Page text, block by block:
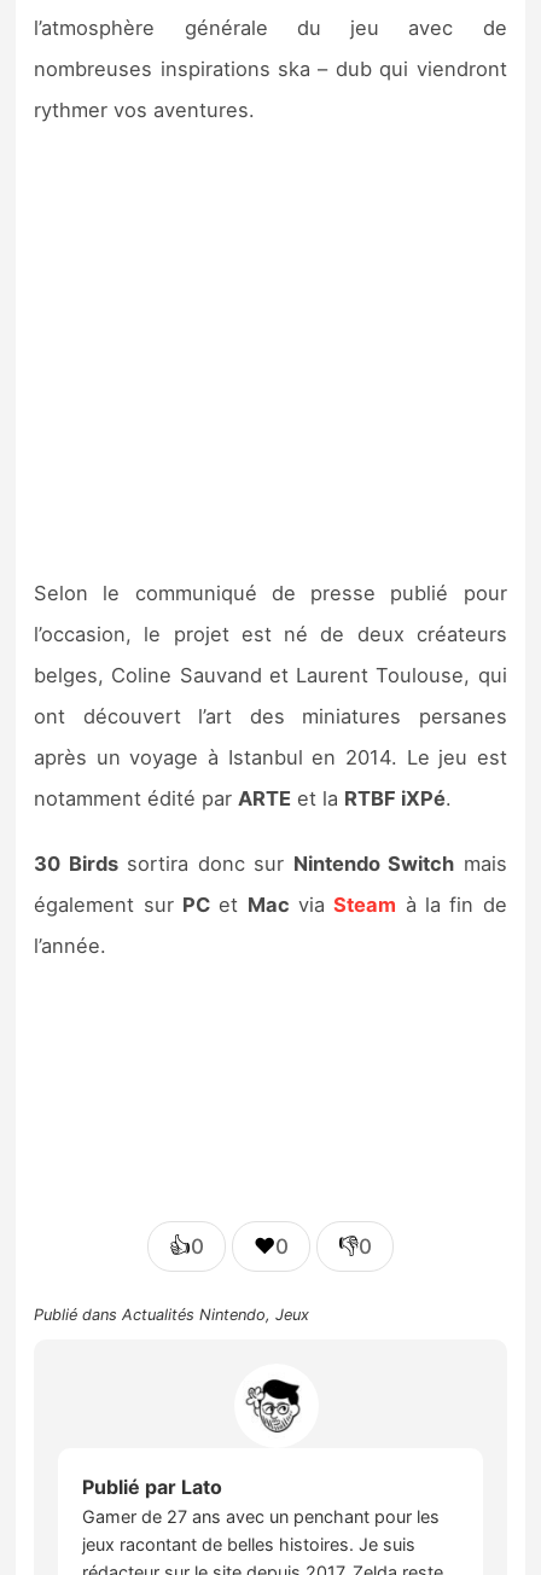
l’atmosphère générale du jeu avec de
nombreuses inspirations ska – dub qui viendront
rythmer vos aventures.
Selon le communiqué de presse publié pour
l’occasion, le projet est né de deux créateurs
belges, Coline Sauvand et Laurent Toulouse, qui
ont découvert l’art des miniatures persanes
après un voyage à Istanbul en 2014. Le jeu est
notamment édité parARTE et la RTBF iXPé.
30 Birdssortira donc sur Nintendo Switch mais
également sur PCet Mac viaSteam à la fin de
l’année.
👍0 ❤️0 👎0
Publié dansActualités Nintendo,Jeux
Publié par Lato
Gamer de 27 ans avec un penchant pour les
jeux racontant de belles histoires. Je suis